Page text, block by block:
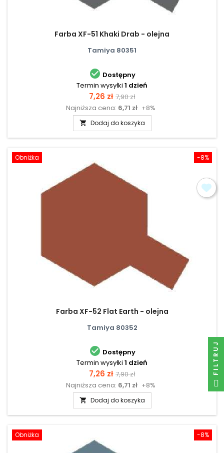
Farba XF-51 Khaki Drab - olejna
Tamiya 80351
 Dostępny
Termin wysyłki 1 dzień
Cena
7,26 zł Cena
podstawowa
7,90 zł
Najniższa cena: 6,71 zł +8%
 Dodaj do koszyka
-8%
Obniżka
Farba XF-52 Flat Earth - olejna
Tamiya 80352
 Dostępny
Termin wysyłki 1 dzień
Cena
7,26 zł Cena
podstawowa
7,90 zł
Najniższa cena: 6,71 zł +8%
 Dodaj do koszyka
-8%
Obniżka
FILTRUJ